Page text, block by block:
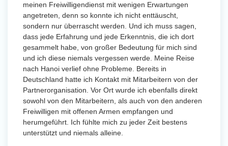
meinen Freiwilligendienst mit wenigen Erwartungen
angetreten, denn so konnte ich nicht enttäuscht,
sondern nur überrascht werden. Und ich muss sagen,
dass jede Erfahrung und jede Erkenntnis, die ich dort
gesammelt habe, von großer Bedeutung für mich sind
und ich diese niemals vergessen werde. Meine Reise
nach Hanoi verlief ohne Probleme. Bereits in
Deutschland hatte ich Kontakt mit Mitarbeitern von der
Partnerorganisation. Vor Ort wurde ich ebenfalls direkt
sowohl von den Mitarbeitern, als auch von den anderen
Freiwilligen mit offenen Armen empfangen und
herumgeführt. Ich fühlte mich zu jeder Zeit bestens
unterstützt und niemals alleine.